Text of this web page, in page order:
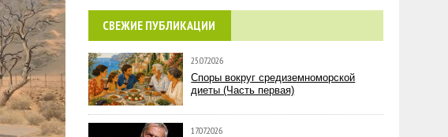
СВЕЖИЕ ПУБЛИКАЦИИ
25.07.2026
Споры вокруг средиземноморской
диеты (Часть первая)
17.07.2026